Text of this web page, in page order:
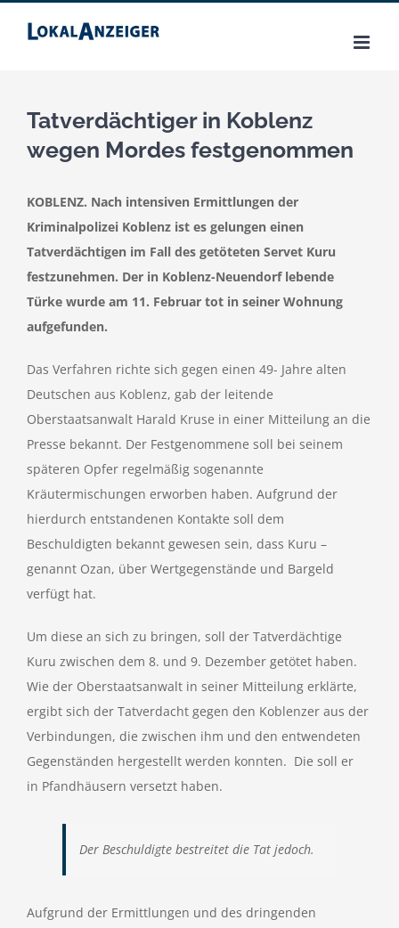
Inhalt
Tatverdächtiger in Koblenz
wegen Mordes festgenommen
KOBLENZ. Nach intensiven Ermittlungen der
Kriminalpolizei Koblenz ist es gelungen einen
Tatverdächtigen im Fall des getöteten Servet Kuru
festzunehmen. Der in Koblenz-Neuendorf lebende
Türke wurde am 11. Februar tot in seiner Wohnung
aufgefunden.
Das Verfahren richte sich gegen einen 49- Jahre alten
Deutschen aus Koblenz, gab der leitende
Oberstaatsanwalt Harald Kruse in einer Mitteilung an die
Presse bekannt. Der Festgenommene soll bei seinem
späteren Opfer regelmäßig sogenannte
Kräutermischungen erworben haben. Aufgrund der
hierdurch entstandenen Kontakte soll dem
Beschuldigten bekannt gewesen sein, dass Kuru –
genannt Ozan, über Wertgegenstände und Bargeld
verfügt hat.
Um diese an sich zu bringen, soll der Tatverdächtige
Kuru zwischen dem 8. und 9. Dezember getötet haben.
Wie der Oberstaatsanwalt in seiner Mitteilung erklärte,
ergibt sich der Tatverdacht gegen den Koblenzer aus der
Verbindungen, die zwischen ihm und den entwendeten
Gegenständen hergestellt werden konnten. Die soll er
in Pfandhäusern versetzt haben.
Der Beschuldigte bestreitet die Tat jedoch.
Aufgrund der Ermittlungen und des dringenden